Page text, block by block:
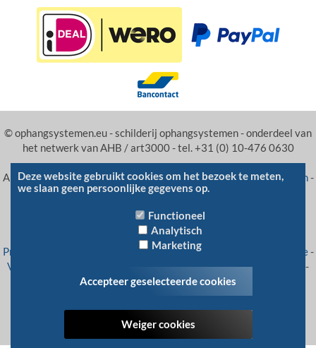
Deze website gebruikt cookies om het bezoek te meten,
we slaan geen persoonlijke gegevens op.
Functioneel
Analytisch
Marketing
Accepteer geselecteerde cookies
Weiger cookies
© ophangsystemen.eu - schilderij ophangsystemen - onderdeel van
het netwerk van AHB / art3000 - tel. +31 (0) 10-476 0630
Andere sites van AHB:Lijstenmakerij- Schilderij ophangsystemen-
online lijstenmakerij-fotolijstenwissellijsten
wissellijsten
Privacy statement RSS feeds- Veelgestelde vragen Betaalwijze-
Verzenden en retourneren
Algemene voorwaarden-
-
Sitemap
Typefouten en tussentijdse prijswijzigingen voorbehouden